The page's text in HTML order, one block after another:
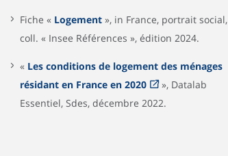
Fiche « Logement », in France, portrait social,
coll. « Insee Références », édition 2024.
« Les conditions de logement des ménages
résidant en France en 2020
», Datalab
Essentiel, Sdes, décembre 2022.